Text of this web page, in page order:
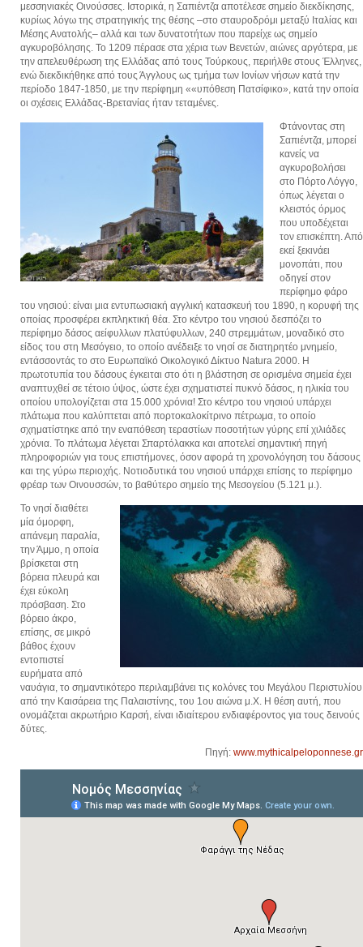
μεσσηνιακές Οινούσσες. Ιστορικά, η Σαπιέντζα αποτέλεσε σημείο διεκδίκησης,
κυρίως λόγω της στρατηγικής της θέσης –στο σταυροδρόμι μεταξύ Ιταλίας και
Μέσης Ανατολής– αλλά και των δυνατoτήτων που παρείχε ως σημείο
αγκυροβόλησης. Το 1209 πέρασε στα χέρια των Βενετών, αιώνες αργότερα, με
την απελευθέρωση της Ελλάδας από τους Τούρκους, περιήλθε στους Έλληνες,
ενώ διεκδικήθηκε από τους Άγγλους ως τμήμα των Ιονίων νήσων κατά την
περίοδο 1847-1850, με την περίφημη ««υπόθεση Πατσίφικο», κατά την οποία
οι σχέσεις Ελλάδας-Βρετανίας ήταν τεταμένες.
Φτάνοντας στη
Σαπιέντζα, μπορεί
κανείς να
αγκυροβολήσει
στο Πόρτο Λόγγο,
όπως λέγεται ο
κλειστός όρμος
που υποδέχεται
τον επισκέπτη. Από
εκεί ξεκινάει
μονοπάτι, που
οδηγεί στον
περίφημο φάρο
του νησιού: είναι μια εντυπωσιακή αγγλική κατασκευή του 1890, η κορυφή της
οποίας προσφέρει εκπληκτική θέα. Στο κέντρο του νησιού δεσπόζει το
περίφημο δάσος αείφυλλων πλατύφυλλων, 240 στρεμμάτων, μοναδικό στο
είδος του στη Μεσόγειο, το οποίο ανέδειξε το νησί σε διατηρητέο μνημείο,
εντάσσοντάς το στο Ευρωπαϊκό Οικολογικό Δίκτυο Natura 2000. Η
πρωτοτυπία του δάσους έγκειται στο ότι η βλάστηση σε ορισμένα σημεία έχει
αναπτυχθεί σε τέτοιο ύψος, ώστε έχει σχηματιστεί πυκνό δάσος, η ηλικία του
οποίου υπολογίζεται στα 15.000 χρόνια! Στο κέντρο του νησιού υπάρχει
πλάτωμα που καλύπτεται από πορτοκαλοκίτρινο πέτρωμα, το οποίο
σχηματίστηκε από την εναπόθεση τεραστίων ποσοτήτων γύρης επί χιλιάδες
χρόνια. Το πλάτωμα λέγεται Σπαρτόλακκα και αποτελεί σημαντική πηγή
πληροφοριών για τους επιστήμονες, όσον αφορά τη χρονολόγηση του δάσους
και της γύρω περιοχής. Νοτιοδυτικά του νησιού υπάρχει επίσης το περίφημο
φρέαρ των Οινουσσών, το βαθύτερο σημείο της Μεσογείου (5.121 μ.).
Το νησί διαθέτει
μία όμορφη,
απάνεμη παραλία,
την Άμμο, η οποία
βρίσκεται στη
βόρεια πλευρά και
έχει εύκολη
πρόσβαση. Στο
βόρειο άκρο,
επίσης, σε μικρό
βάθος έχουν
εντοπιστεί
ευρήματα από
ναυάγια, το σημαντικότερο περιλαμβάνει τις κολόνες του Μεγάλου Περιστυλίου
από την Καισάρεια της Παλαιστίνης, του 1ου αιώνα μ.Χ. Η θέση αυτή, που
ονομάζεται ακρωτήριο Καρσή, είναι ιδιαίτερου ενδιαφέροντος για τους δεινούς
δύτες.
Πηγή: www.mythicalpeloponnese.gr